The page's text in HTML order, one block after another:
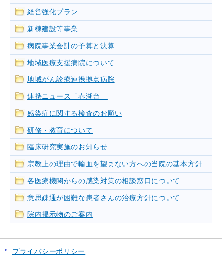
経営強化プラン
新棟建設等事業
病院事業会計の予算と決算
地域医療支援病院について
地域がん診療連携拠点病院
連携ニュース「春湖台」
感染症に関する検査のお願い
研修・教育について
臨床研究実施のお知らせ
宗教上の理由で輸血を望まない方への当院の基本方針
各医療機関からの感染対策の相談窓口について
意思疎通が困難な患者さんの治療方針について
院内掲示物のご案内
プライバシーポリシー